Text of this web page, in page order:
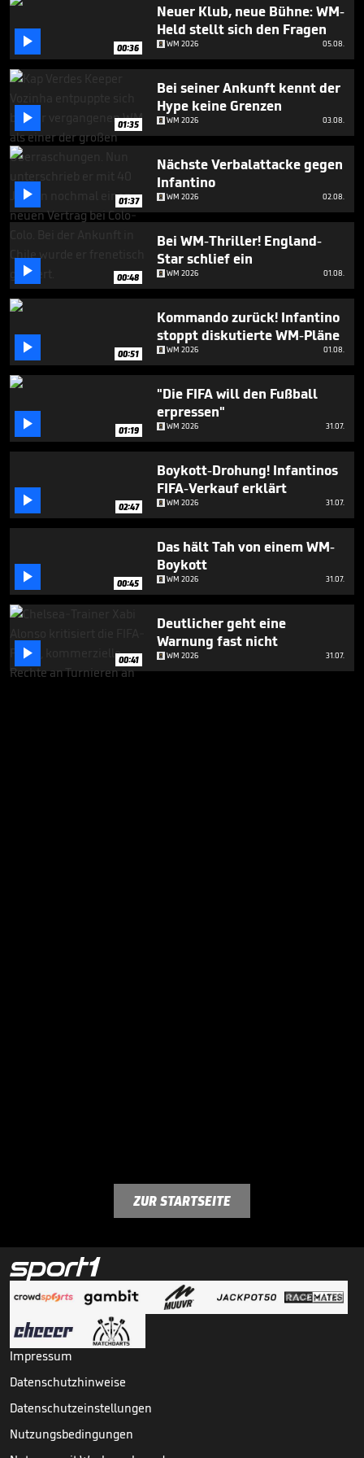
35
 00:36
Neuer Klub, neue Bühne: WM-
Held stellt sich den Fragen
WM 2026 05.08.
 01:35
Bei seiner Ankunft kennt der
Hype keine Grenzen
WM 2026 03.08.
 01:37
Nächste Verbalattacke gegen
Infantino
WM 2026 02.08.
 00:48
Bei WM-Thriller! England-
Star schlief ein
WM 2026 01.08.
 00:51
Kommando zurück! Infantino
stoppt diskutierte WM-Pläne
WM 2026 01.08.
 01:19
"Die FIFA will den Fußball
erpressen"
WM 2026 31.07.
 02:47
Boykott-Drohung! Infantinos
FIFA-Verkauf erklärt
WM 2026 31.07.
 00:45
Das hält Tah von einem WM-
Boykott
WM 2026 31.07.
 00:41
Deutlicher geht eine
Warnung fast nicht
WM 2026 31.07.
ZUR STARTSEITE
Impressum
Datenschutzhinweise
Datenschutzeinstellungen
Nutzungsbedingungen